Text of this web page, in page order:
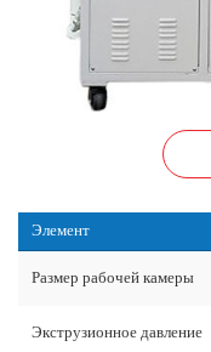
Элемент
Размер рабочей камеры
Экструзионное давление